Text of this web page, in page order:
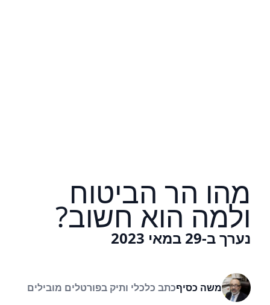
מהו הר הביטוח
ולמה הוא חשוב?
נערך ב-29 במאי 2023
משה כסיףכתב כלכלי ותיק בפורטלים מובילים